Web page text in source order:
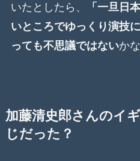
いたとしたら、
「一旦日
いところでゆっくり演技
っても不思議ではないか
加藤清史郎さんのイ
じだった？